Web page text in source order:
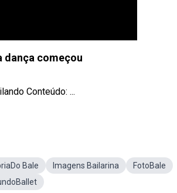
dança começou
Conteúdo: ...
Bale Imagens Bailarina
FotoBale